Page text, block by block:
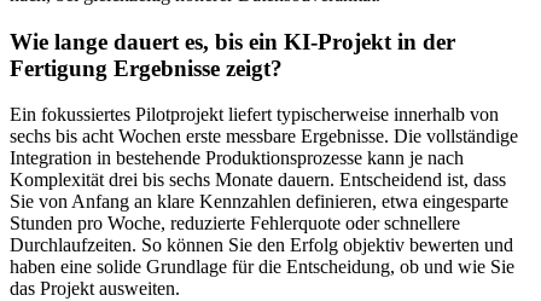
Wie lange dauert es, bis ein KI-Projekt in der
Fertigung Ergebnisse zeigt?
Ein fokussiertes Pilotprojekt liefert typischerweise innerhalb von
sechs bis acht Wochen erste messbare Ergebnisse. Die vollständige
Integration in bestehende Produktionsprozesse kann je nach
Komplexität drei bis sechs Monate dauern. Entscheidend ist, dass
Sie von Anfang an klare Kennzahlen definieren, etwa eingesparte
Stunden pro Woche, reduzierte Fehlerquote oder schnellere
Durchlaufzeiten. So können Sie den Erfolg objektiv bewerten und
haben eine solide Grundlage für die Entscheidung, ob und wie Sie
das Projekt ausweiten.